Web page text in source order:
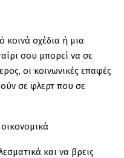
σχέδια ή μια
σου μπορεί να σε
οι κοινωνικές επαφές
σε φλερτ που σε
και να βρεις